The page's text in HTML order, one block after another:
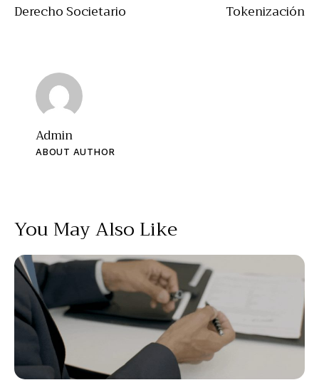
Derecho Societario Tokenización
Admin
ABOUT AUTHOR
You May Also Like